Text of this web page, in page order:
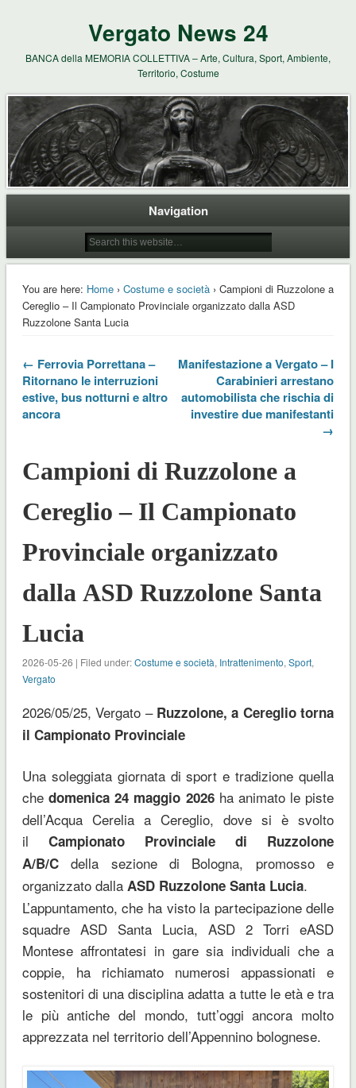
Vergato News 24
BANCA della MEMORIA COLLETTIVA – Arte, Cultura, Sport, Ambiente,
Territorio, Costume
Navigation
You are here: Home› Costume e società› Campioni di Ruzzolone a
Cereglio – Il Campionato Provinciale organizzato dalla ASD
Ruzzolone Santa Lucia
← Ferrovia Porrettana –
Ritornano le interruzioni
estive, bus notturni e altro
ancora
Manifestazione a Vergato – I
Carabinieri arrestano
automobilista che rischia di
investire due manifestanti
→
Campioni di Ruzzolone a
Cereglio – Il Campionato
Provinciale organizzato
dalla ASD Ruzzolone Santa
Lucia
2026-05-26 | Filed under:Costume e società, Intrattenimento, Sport,
Vergato
2026/05/25, Vergato – Ruzzolone, a Cereglio torna
il Campionato Provinciale
Una soleggiata giornata di sport e tradizione quella
chedomenica 24 maggio 2026ha animato le piste
dell’Acqua Cerelia a Cereglio, dove si è svolto
il Campionato Provinciale di Ruzzolone
A/B/Cdella sezione di Bologna, promosso e
organizzato dalla ASD Ruzzolone Santa Lucia.
L’appuntamento, che ha visto la partecipazione delle
squadre ASD Santa Lucia, ASD 2 Torri eASD
Montese affrontatesi in gare sia individuali che a
coppie, ha richiamato numerosi appassionati e
sostenitori di una disciplina adatta a tutte le età e tra
le più antiche del mondo, tutt’oggi ancora molto
apprezzata nel territorio dell’Appennino bolognese.